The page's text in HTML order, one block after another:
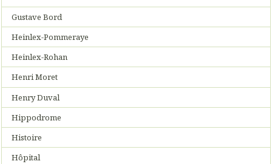
Gustave Bord
Heinlex-Pommeraye
Heinlex-Rohan
Henri Moret
Henry Duval
Hippodrome
Histoire
Hôpital